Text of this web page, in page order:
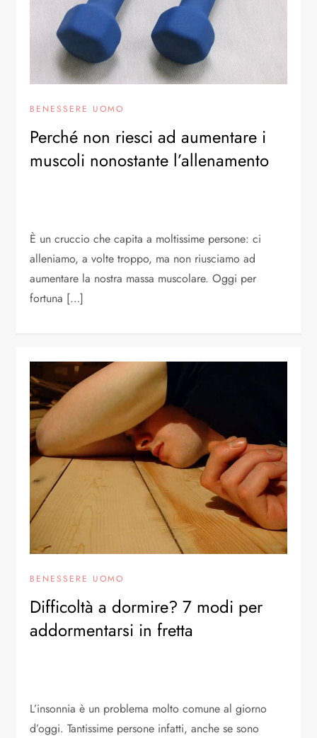
BENESSERE UOMO
Perché non riesci ad aumentare i
muscoli nonostante l’allenamento
È un cruccio che capita a moltissime persone: ci
alleniamo, a volte troppo, ma non riusciamo ad
aumentare la nostra massa muscolare. Oggi per
fortuna […]
BENESSERE UOMO
Difficoltà a dormire? 7 modi per
addormentarsi in fretta
L’insonnia è un problema molto comune al giorno
d’oggi. Tantissime persone infatti, anche se sono